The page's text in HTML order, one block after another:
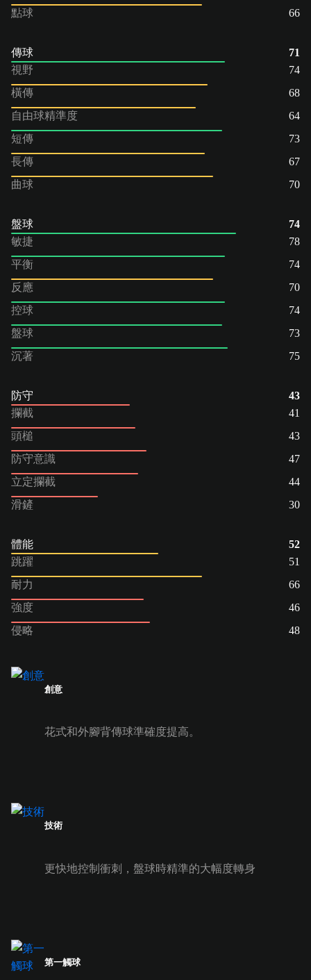
點球
66
傳球
71
視野
74
橫傳
68
自由球精準度
64
短傳
73
長傳
67
曲球
70
盤球
74
敏捷
78
平衡
74
反應
70
控球
74
盤球
73
沉著
75
防守
43
攔截
41
頭槌
43
防守意識
47
立定攔截
44
滑鏟
30
體能
52
跳躍
51
耐力
66
強度
46
侵略
48
創意
花式和外腳背傳球準確度提高。
技術
更快地控制衝刺，盤球時精準的大幅度轉身
第一觸球